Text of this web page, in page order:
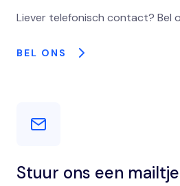
Liever telefonisch contact? Bel
BEL ONS
Stuur ons een mailtje